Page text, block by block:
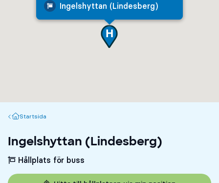
Ingelshyttan (Lindesberg)
Startsida
Startsida
Ingelshyttan (Lindesberg)
Hållplats för buss